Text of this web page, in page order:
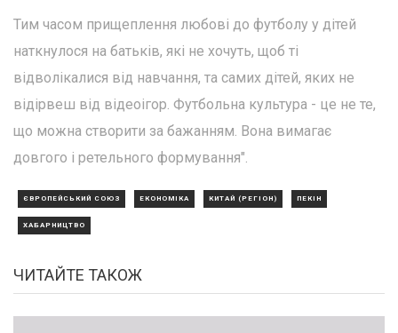
Тим часом прищеплення любові до футболу у дітей
наткнулося на батьків, які не хочуть, щоб ті
відволікалися від навчання, та самих дітей, яких не
відірвеш від відеоігор. Футбольна культура - це не те,
що можна створити за бажанням. Вона вимагає
довгого і ретельного формування".
ЄВРОПЕЙСЬКИЙ СОЮЗ ЕКОНОМІКА КИТАЙ (РЕГІОН) ПЕКІН
ХАБАРНИЦТВО
ЧИТАЙТЕ ТАКОЖ